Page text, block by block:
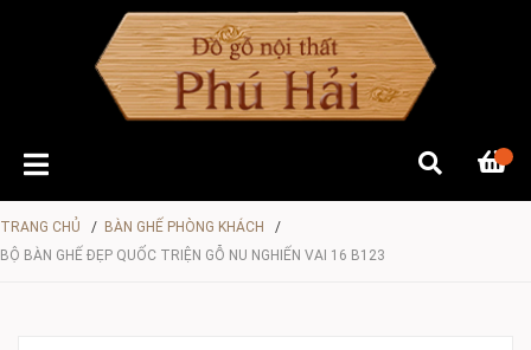
TRANG CHỦ / BÀN GHẾ PHÒNG KHÁCH
/
BỘ BÀN GHẾ ĐẸP QUỐC TRIỆN GỖ NU NGHIẾN VAI 16 B123